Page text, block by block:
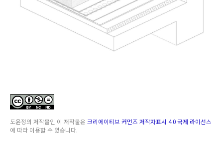
도윤정의 저작물인 이 저작물은 크리에이티브 커먼즈 저작자표시 4.0 국제 라이선스
에 따라 이용할 수 있습니다.